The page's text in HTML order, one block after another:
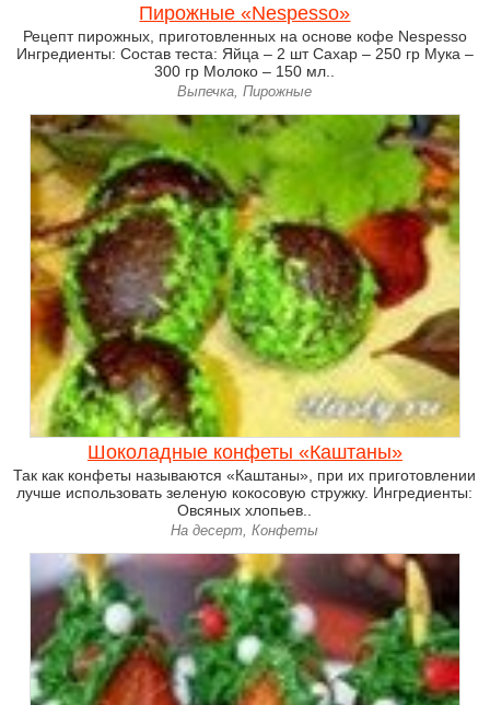
Пирожные «Nespesso»
Рецепт пирожных, приготовленных на основе кофе Nespesso
Ингредиенты: Состав теста: Яйца – 2 шт Сахар – 250 гр Мука –
300 гр Молоко – 150 мл..
Выпечка, Пирожные
Шоколадные конфеты «Каштаны»
Так как конфеты называются «Каштаны», при их приготовлении
лучше использовать зеленую кокосовую стружку. Ингредиенты:
Овсяных хлопьев..
На десерт, Конфеты